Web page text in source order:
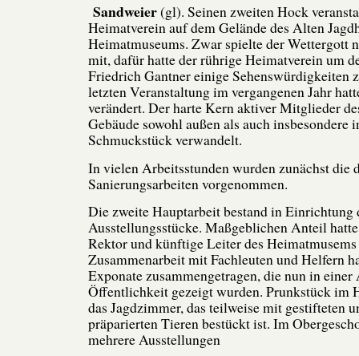
Sandweier(gl). Seinen zweiten Hock
Heimatverein auf dem Gelände des Alten
Heimatmuseums. Zwar spielte der Wettergott
mit, dafür hatte der rührige Heimatverein um
Friedrich Gantner einige Sehenswürdigkeiten
letzten Veranstaltung im vergangenen Jahr
verändert. Der harte Kern aktiver Mitglieder
Gebäude sowohl außen als auch insbesondere
Schmuckstück verwandelt.
In vielen Arbeitsstunden wurden zunächst die
Sanierungsarbeiten vorgenommen.
Die zweite Hauptarbeit bestand in Einrichtung
Ausstellungsstücke. Maßgeblichen Anteil
Rektor und künftige Leiter des
Zusammenarbeit mit Fachleuten und Helfern
Exponate zusammengetragen, die nun in
Öffentlichkeit gezeigt wurden. Prunkstück im
das Jagdzimmer, das teilweise mit gestifteten
präparierten Tieren bestückt ist. Im
mehrere Ausstellungen